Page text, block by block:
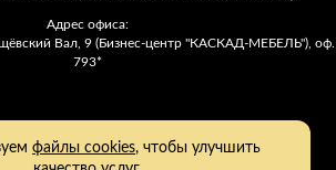
Адрес офиса:
Вал, 9 (Бизнес-центр "КАСКАД-МЕБЕЛЬ"), оф.
793*
файлы cookies, чтобы улучшить